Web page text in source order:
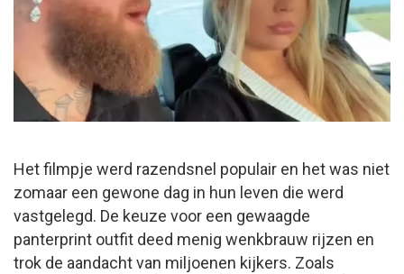
Het filmpje werd razendsnel populair en het was niet
zomaar een gewone dag in hun leven die werd
vastgelegd. De keuze voor een gewaagde
panterprint outfit deed menig wenkbrauw rijzen en
trok de aandacht van miljoenen kijkers. Zoals